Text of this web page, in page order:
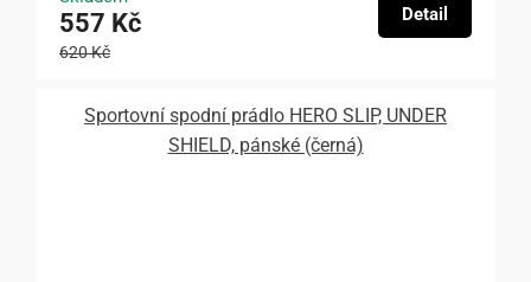
557 Kč
620 Kč
Detail
Sportovní spodní prádlo HERO SLIP, UNDER
SHIELD, pánské (černá)